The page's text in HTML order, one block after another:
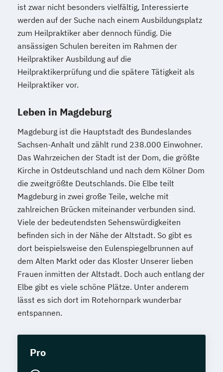
ist zwar nicht besonders vielfältig, Interessierte
werden auf der Suche nach einem Ausbildungsplatz
zum Heilpraktiker aber dennoch fündig. Die
ansässigen Schulen bereiten im Rahmen der
Heilpraktiker Ausbildung auf die
Heilpraktikerprüfung und die spätere Tätigkeit als
Heilpraktiker vor.
Leben in Magdeburg
Magdeburg ist die Hauptstadt des Bundeslandes
Sachsen-Anhalt und zählt rund 238.000 Einwohner.
Das Wahrzeichen der Stadt ist der Dom, die größte
Kirche in Ostdeutschland und nach dem Kölner Dom
die zweitgrößte Deutschlands. Die Elbe teilt
Magdeburg in zwei große Teile, welche mit
zahlreichen Brücken miteinander verbunden sind.
Viele der bedeutendsten Sehenswürdigkeiten
befinden sich in der Nähe der Altstadt. So gibt es
dort beispielsweise den Eulenspiegelbrunnen auf
dem Alten Markt oder das Kloster Unserer lieben
Frauen inmitten der Altstadt. Doch auch entlang der
Elbe gibt es viele schöne Plätze. Unter anderem
lässt es sich dort im Rotehornpark wunderbar
entspannen.
Pro